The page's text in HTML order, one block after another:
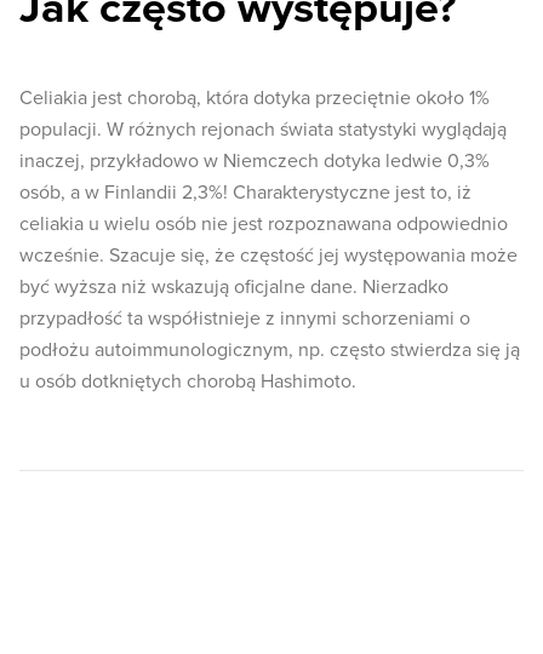
Celiakia jest chorobą, która dotyka przeciętnie około 1%
populacji. W różnych rejonach świata statystyki wyglądają
inaczej, przykładowo w Niemczech dotyka ledwie 0,3%
osób, a w Finlandii 2,3%! Charakterystyczne jest to, iż
celiakia u wielu osób nie jest rozpoznawana odpowiednio
wcześnie. Szacuje się, że częstość jej występowania może
być wyższa niż wskazują oficjalne dane. Nierzadko
przypadłość ta współistnieje z innymi schorzeniami o
podłożu autoimmunologicznym, np. często stwierdza się ją
u osób dotkniętych chorobą Hashimoto.